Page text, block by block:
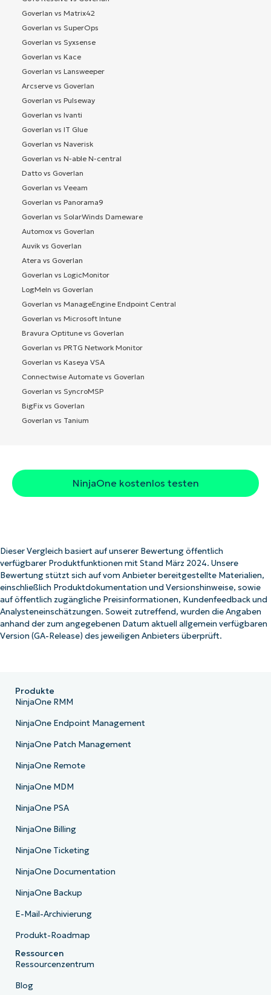
Goverlan vs Matrix42
Goverlan vs SuperOps
Goverlan vs Syxsense
Goverlan vs Kace
Goverlan vs Lansweeper
Arcserve vs Goverlan
Goverlan vs Pulseway
Goverlan vs Ivanti
Goverlan vs IT Glue
Goverlan vs Naverisk
Goverlan vs N-able N-central
Datto vs Goverlan
Goverlan vs Veeam
Goverlan vs Panorama9
Goverlan vs SolarWinds Dameware
Automox vs Goverlan
Auvik vs Goverlan
Atera vs Goverlan
Goverlan vs LogicMonitor
LogMeIn vs Goverlan
Goverlan vs ManageEngine Endpoint Central
Goverlan vs Microsoft Intune
Bravura Optitune vs Goverlan
Goverlan vs PRTG Network Monitor
Goverlan vs Kaseya VSA
Connectwise Automate vs Goverlan
Goverlan vs SyncroMSP
BigFix vs Goverlan
Goverlan vs Tanium
NinjaOne kostenlos testen
Dieser Vergleich basiert auf unserer Bewertung öffentlich
verfügbarer Produktfunktionen mit Stand März 2024. Unsere
Bewertung stützt sich auf vom Anbieter bereitgestellte Materialien,
einschließlich Produktdokumentation und Versionshinweise, sowie
auf öffentlich zugängliche Preisinformationen, Kundenfeedback und
Analysteneinschätzungen. Soweit zutreffend, wurden die Angaben
anhand der zum angegebenen Datum aktuell allgemein verfügbaren
Version (GA-Release) des jeweiligen Anbieters überprüft.
Produkte
NinjaOne RMM
NinjaOne Endpoint Management
NinjaOne Patch Management
NinjaOne Remote
NinjaOne MDM
NinjaOne PSA
NinjaOne Billing
NinjaOne Ticketing
NinjaOne Documentation
NinjaOne Backup
E-Mail-Archivierung
Produkt-Roadmap
Ressourcen
Ressourcenzentrum
Blog